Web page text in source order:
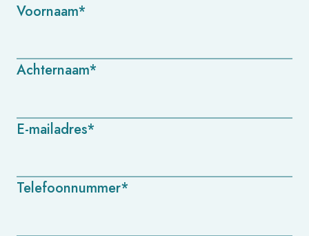
Voornaam*
Achternaam*
E-mailadres*
Telefoonnummer*